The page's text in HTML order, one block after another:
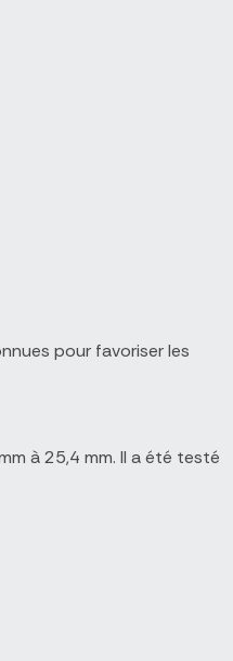
pour favoriser les
à 25,4 mm. Il a été testé